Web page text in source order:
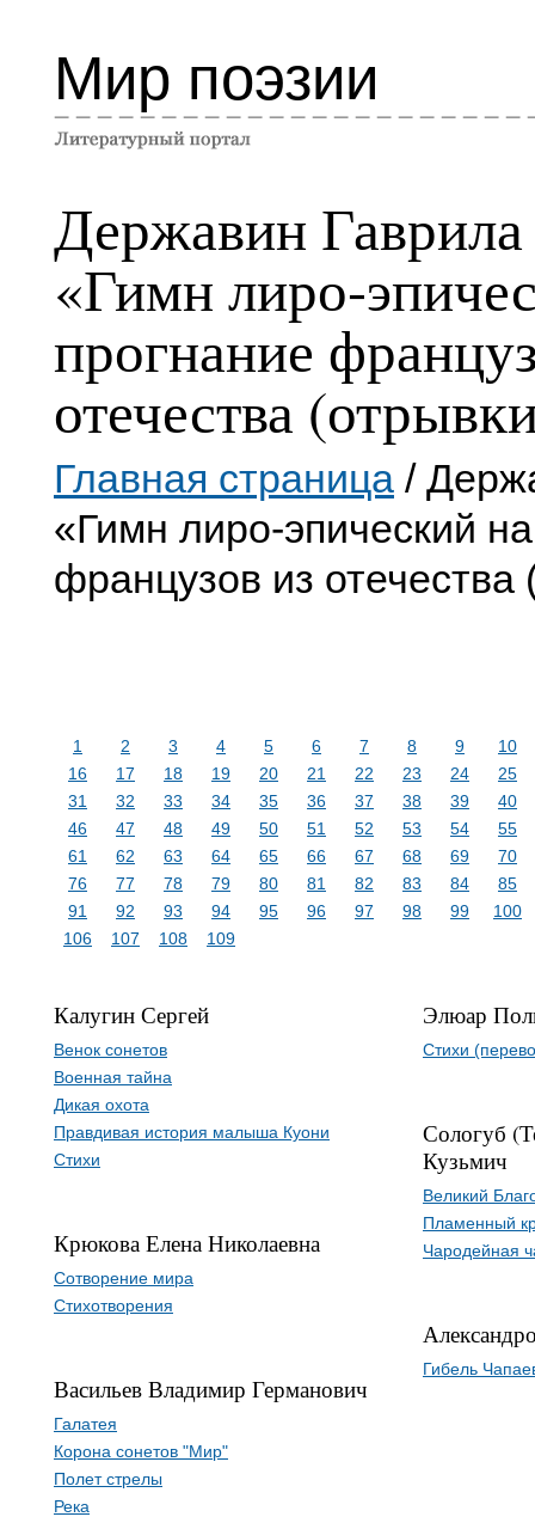
Мир поэзии
Державин Гаврила
«Гимн лиро-
прогнание
отечества
Главная страница /
«Гимн лиро-эпический
французов из отечества
1 2 3 4 5 6 7 8 9
10
16
17 18 19 20 21 22 23 24
25
31
32 33 34 35 36 37 38 39
40
46
47 48 49 50 51 52 53 54
55
61
62 63 64 65 66 67 68 69
70
76
77 78 79 80 81 82 83 84
85
91
92 93 94 95 96 97 98 99
100
106
107 108 109
Калугин Сергей
Венок сонетов
Военная тайна
Дикая охота
Правдивая история малыша Куони
Стихи
Крюкова Елена Николаевна
Сотворение мира
Стихотворения
Васильев Владимир Германович
Галатея
Корона сонетов "Мир"
Полет стрелы
Река
Элюар
Стихи
Сологуб
Кузьмич
Великий
Пламенный
Чародейная
Гибель